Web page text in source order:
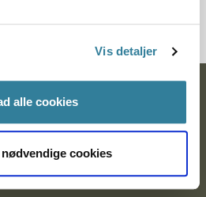
Vis detaljer
alle cookies
cookies